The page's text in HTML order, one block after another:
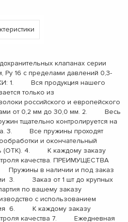
клапанах серии
16 с пределами давлений 0,3-
1. Вся продукция нашего
только из
российского и европейского
от 0,2 мм до 30,0 мм. 2. Весь
тщательно контролируется на
3. Все пружины проходят
и окончательный
(ОТК). 4. К каждому заказу
качества. ПРЕИМУЩЕСТВА
в наличии и под заказ
3. Заказ от 1 шт до крупных
по вашему заказу
с использованием
6. К каждому заказу
качества 7. Ежедневная